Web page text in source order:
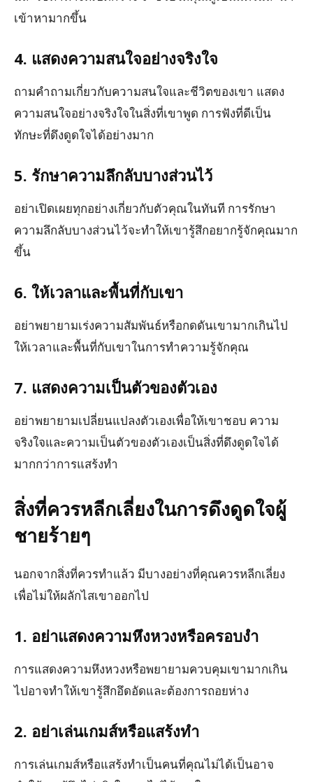
เข้าหามากขึ้น
4. แสดงความสนใจอย่างจริงใจ
ถามคำถามเกี่ยวกับความสนใจและชีวิตของเขา แสดง
ความสนใจอย่างจริงใจในสิ่งที่เขาพูด การฟังที่ดีเป็น
ทักษะที่ดึงดูดใจได้อย่างมาก
5. รักษาความลึกลับบางส่วนไว้
อย่าเปิดเผยทุกอย่างเกี่ยวกับตัวคุณในทันที การรักษา
ความลึกลับบางส่วนไว้จะทำให้เขารู้สึกอยากรู้จักคุณมาก
ขึ้น
6. ให้เวลาและพื้นที่กับเขา
อย่าพยายามเร่งความสัมพันธ์หรือกดดันเขามากเกินไป
ให้เวลาและพื้นที่กับเขาในการทำความรู้จักคุณ
7. แสดงความเป็นตัวของตัวเอง
อย่าพยายามเปลี่ยนแปลงตัวเองเพื่อให้เขาชอบ ความ
จริงใจและความเป็นตัวของตัวเองเป็นสิ่งที่ดึงดูดใจได้
มากกว่าการแสร้งทำ
สิ่งที่ควรหลีกเลี่ยงในการดึงดูดใจผู้
ชายร้ายๆ
นอกจากสิ่งที่ควรทำแล้ว มีบางอย่างที่คุณควรหลีกเลี่ยง
เพื่อไม่ให้ผลักไสเขาออกไป
1. อย่าแสดงความหึงหวงหรือครอบงำ
การแสดงความหึงหวงหรือพยายามควบคุมเขามากเกิน
ไปอาจทำให้เขารู้สึกอึดอัดและต้องการถอยห่าง
2. อย่าเล่นเกมส์หรือแสร้งทำ
การเล่นเกมส์หรือแสร้งทำเป็นคนที่คุณไม่ได้เป็นอาจ